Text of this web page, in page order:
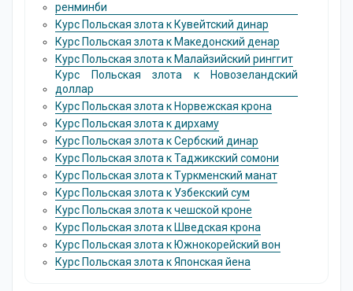
ренминби
Курс Польская злота к Кувейтский динар
Курс Польская злота к Македонский денар
Курс Польская злота к Малайзийский ринггит
Курс Польская злота к Новозеландский
доллар
Курс Польская злота к Норвежская крона
Курс Польская злота к дирхаму
Курс Польская злота к Сербский динар
Курс Польская злота к Таджикский сомони
Курс Польская злота к Туркменский манат
Курс Польская злота к Узбекский сум
Курс Польская злота к чешской кроне
Курс Польская злота к Шведская крона
Курс Польская злота к Южнокорейский вон
Курс Польская злота к Японская йена